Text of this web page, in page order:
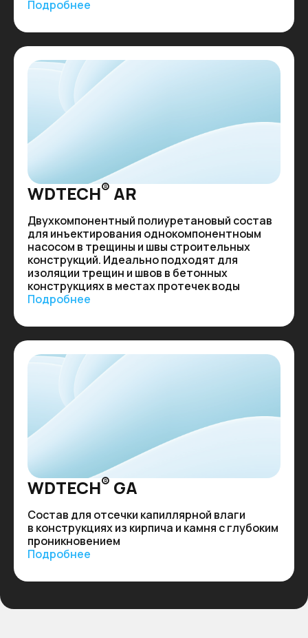
Подробнее
WDTECH® AR
Двухкомпонентный полиуретановый состав
для инъектирования однокомпонентноым
насосом в трещины и швы строительных
конструкций. Идеально подходят для
изоляции трещин и швов в бетонных
конструкциях в местах протечек воды
Подробнее
WDTECH® GA
Состав для отсечки капиллярной влаги
в конструкциях из кирпича и камня с глубоким
проникновением
Подробнее